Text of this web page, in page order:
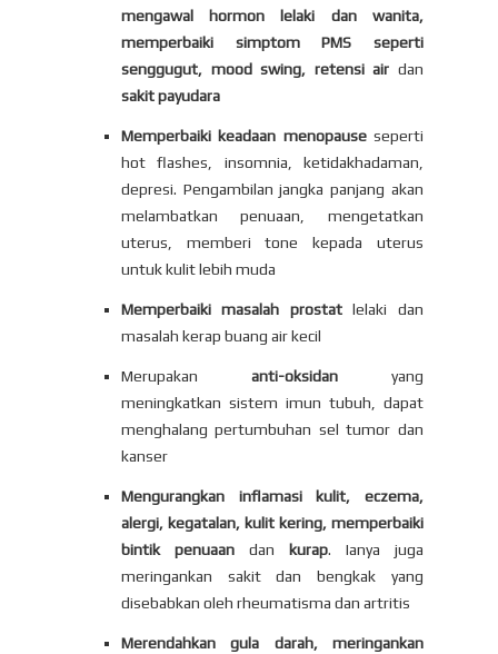
mengawal hormon lelaki dan wanita,
memperbaiki simptom PMS seperti
senggugut, mood swing, retensi air dan
sakit payudara
Memperbaiki keadaan menopauseseperti
hot flashes, insomnia, ketidakhadaman,
depresi. Pengambilan jangka panjang akan
melambatkan penuaan, mengetatkan
uterus, memberi tone kepada uterus
untuk kulit lebih muda
Memperbaiki masalah prostatlelaki dan
masalah kerap buang air kecil
Merupakan anti-oksidanyang
meningkatkan sistem imun tubuh, dapat
menghalang pertumbuhan sel tumor dan
kanser
Mengurangkan inflamasi kulit, eczema,
alergi, kegatalan, kulit kering, memperbaiki
bintik penuaan dan kurap. Ianya juga
meringankan sakit dan bengkak yang
disebabkan oleh rheumatisma dan artritis
Merendahkan gula darah, meringankan